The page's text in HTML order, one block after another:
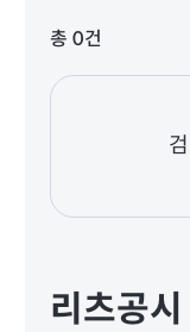
총 0건
리츠공시